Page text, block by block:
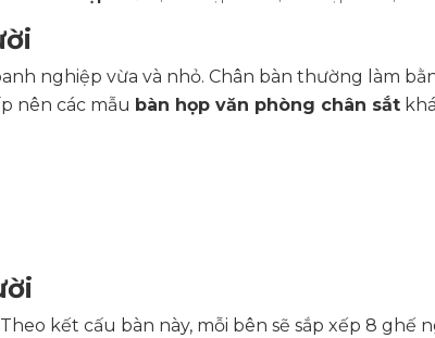
nghiệp vừa và nhỏ. Chân bàn thường làm
nên các mẫu bàn họp văn phòng chân sắt
kết cấu bàn này, mỗi bên sẽ sắp xếp 8 ghế